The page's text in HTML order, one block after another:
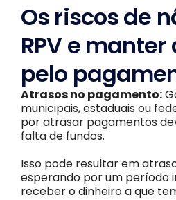
Os riscos de
RPV e
pelo
Atrasos no pagamento:
municipais, estaduais ou
por atrasar pagamentos
falta de fundos.
Isso pode resultar em
esperando por um período
receber o dinheiro a que